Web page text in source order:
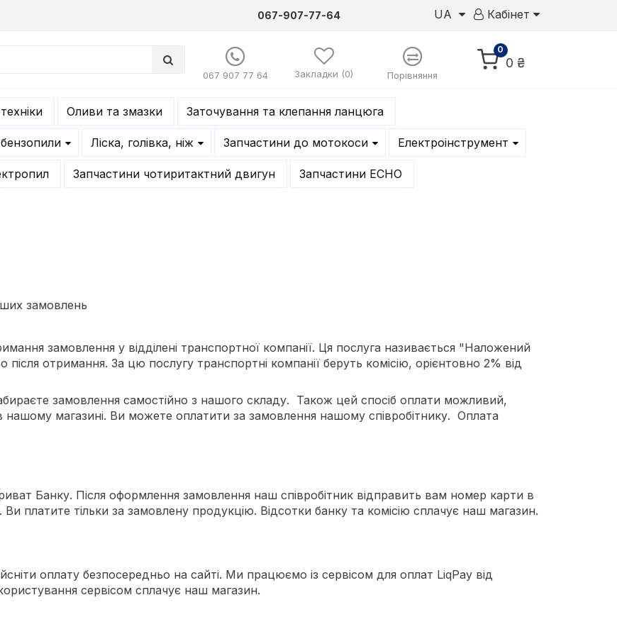
067-907-77-64 UA Кабінет
067 907 77 64 Закладки (0) Порівняння
0
0 ₴
Оливи та змазки Заточування та клепання ланцюга
Ліска, голівка, ніж Запчастини до мотокоси Електроінструмент
Запчастини чотиритактний двигун Запчастини ECHO
замовлень
замовлення у відділені транспортної компанії. Ця послуга називається "Наложений
отримання. За цю послугу транспортні компанії беруть комісію, орієнтовно 2% від
замовлення самостійно з нашого складу. Також цей спосіб оплати можливий,
магазині. Ви можете оплатити за замовлення нашому співробітнику. Оплата
Банку. Після оформлення замовлення наш співробітник відправить вам номер карти в
тільки за замовлену продукцію. Відсотки банку та комісію сплачує наш магазин.
оплату безпосередньо на сайті. Ми працюємо із сервісом для оплат LiqPay від
сервісом сплачує наш магазин.